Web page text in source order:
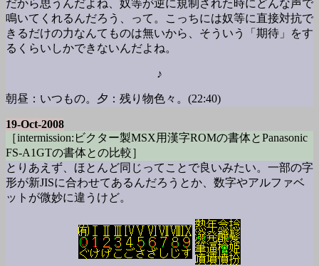
だから思うんだよね、奴等が逆に規制された時にどんな声で
鳴いてくれるんだろう、って。こっちには奴等に直接対抗で
きるだけの力なんてものは無いから、そういう「期待」をす
るくらいしかできないんだよね。
♪
朝昼：いつもの。夕：残り物色々。(22:40)
19-Oct-2008
［intermission:ビクター製MSX用漢字ROMの書体とPanasonic
FS-A1GTの書体との比較］
とりあえず、ほとんど同じってことで良いみたい。一部の字
形が新JISに合わせてあるんだろうとか、数字やアルファベ
ットが微妙に違うけど。